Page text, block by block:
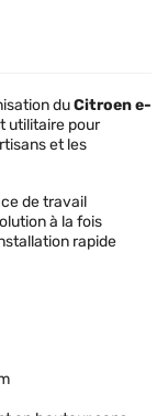
duCitroen e-
utilitaire pour
et les
de travail
à la fois
rapide